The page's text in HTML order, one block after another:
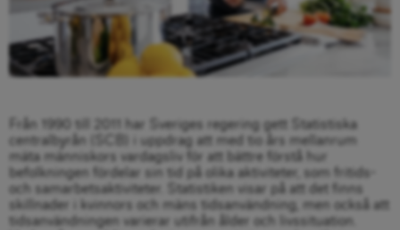
Från 1990 till 2011 har Sveriges regering gett Statistiska
centralbyrån (SCB) i uppdrag att med tio års mellanrum
mäta människors vardagsliv för att bättre förstå hur
befolkningen fördelar sin tid på olika aktiviteter, som fritids-
och samarbetsaktiviteter. Statistiken visar på att det finns
skillnader i kvinnors och mäns tidsanvändning, men också att
tidsanvändningen varierar utifrån ålder och livssituation.